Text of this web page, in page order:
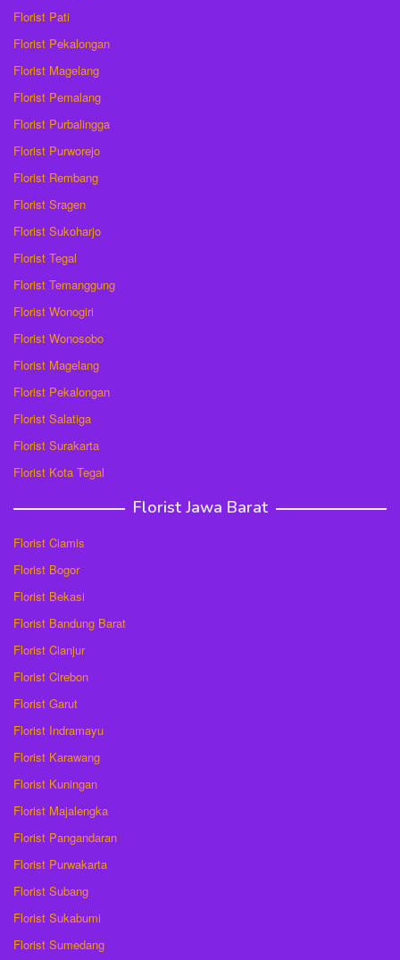
Florist Pati
Florist Pekalongan
Florist Magelang
Florist Pemalang
Florist Purbalingga
Florist Purworejo
Florist Rembang
Florist Sragen
Florist Sukoharjo
Florist Tegal
Florist Temanggung
Florist Wonogiri
Florist Wonosobo
Florist Magelang
Florist Pekalongan
Florist Salatiga
Florist Surakarta
Florist Kota Tegal
Florist Jawa Barat
Florist Ciamis
Florist Bogor
Florist Bekasi
Florist Bandung Barat
Florist Cianjur
Florist Cirebon
Florist Garut
Florist Indramayu
Florist Karawang
Florist Kuningan
Florist Majalengka
Florist Pangandaran
Florist Purwakarta
Florist Subang
Florist Sukabumi
Florist Sumedang